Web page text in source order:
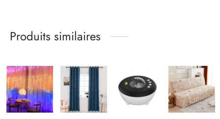
Produits similaires